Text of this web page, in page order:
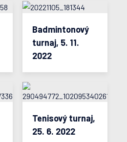
Badmintonový
turnaj, 5. 11.
2022
Tenisový turnaj,
25. 6. 2022